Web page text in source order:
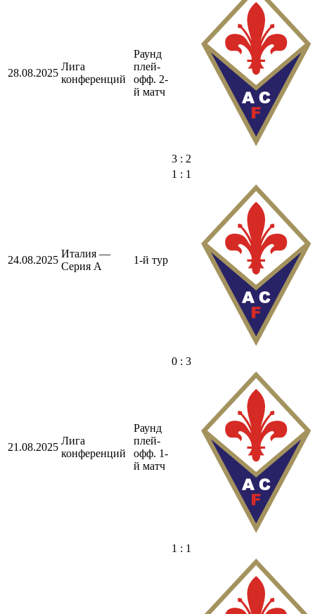
28.08.2025
Лига
конференций
Раунд
плей-
офф. 2-
й матч
3 : 2
24.08.2025
Италия —
Серия А
1-й тур
1 : 1
21.08.2025
Лига
конференций
Раунд
плей-
офф. 1-
й матч
0 : 3
1 : 1